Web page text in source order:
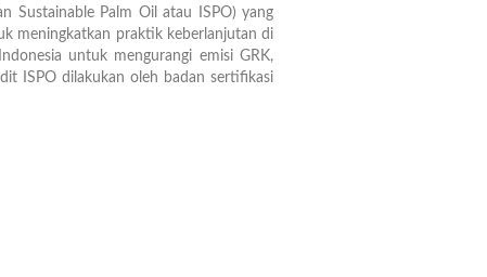
Sustainable Palm Oil atau ISPO) yang
meningkatkan praktik keberlanjutan di
untuk mengurangi emisi GRK,
ISPO dilakukan oleh badan sertifikasi